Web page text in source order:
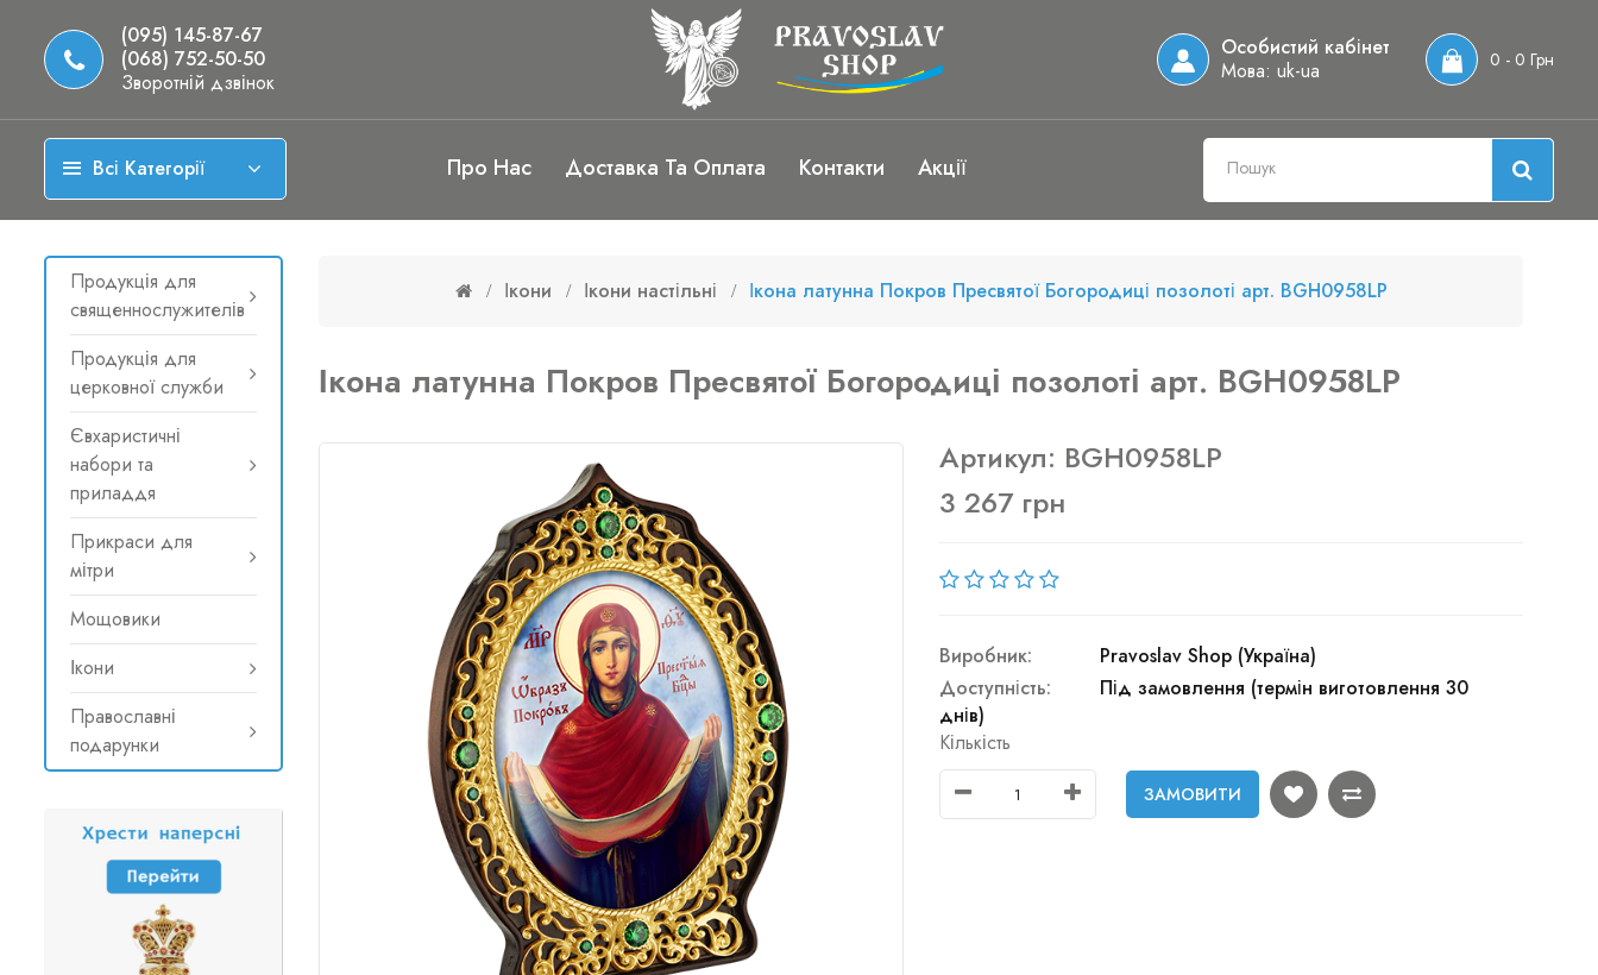
(095) 145-87-67
(068) 752-50-50
Зворотній дзвінок
Особистий кабінет
Мова: uk-ua 0 - 0 Грн
Всі Категорії Про Нас Доставка Та Оплата Контакти Акції
Продукція для
священнослужителів
Продукція для
церковної служби
Євхаристичні
набори та
приладдя
Прикраси для
мітри
Мощовики
Ікони
Православні
подарунки
Ікони Ікони настільні Ікона латунна Покров Пресвятої Богородиці позолоті арт. BGH0958LP
Ікона латунна Покров Пресвятої Богородиці позолоті арт. BGH0958LP
Артикул: BGH0958LP
3 267 грн
Виробник:
Pravoslav Shop (Україна)
Доступність:
Під замовлення (термін виготовлення 30
днів)
Кількість
ЗАМОВИТИ